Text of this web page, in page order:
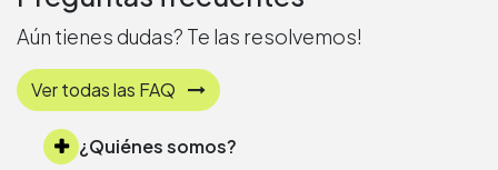
Aún tienes dudas? Te las resolvemos!
Ver todas las FAQ
¿Quiénes somos?